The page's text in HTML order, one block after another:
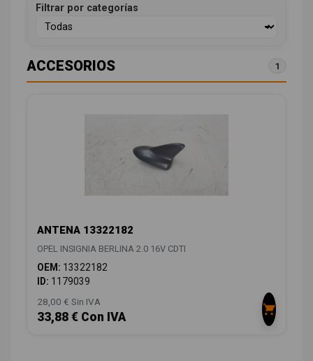
Filtrar por categorías
ACCESORIOS 1
ANTENA 13322182
OPEL INSIGNIA BERLINA 2.0 16V CDTI
OEM: 13322182
ID: 1179039
28,00 € Sin IVA
33,88 € Con IVA